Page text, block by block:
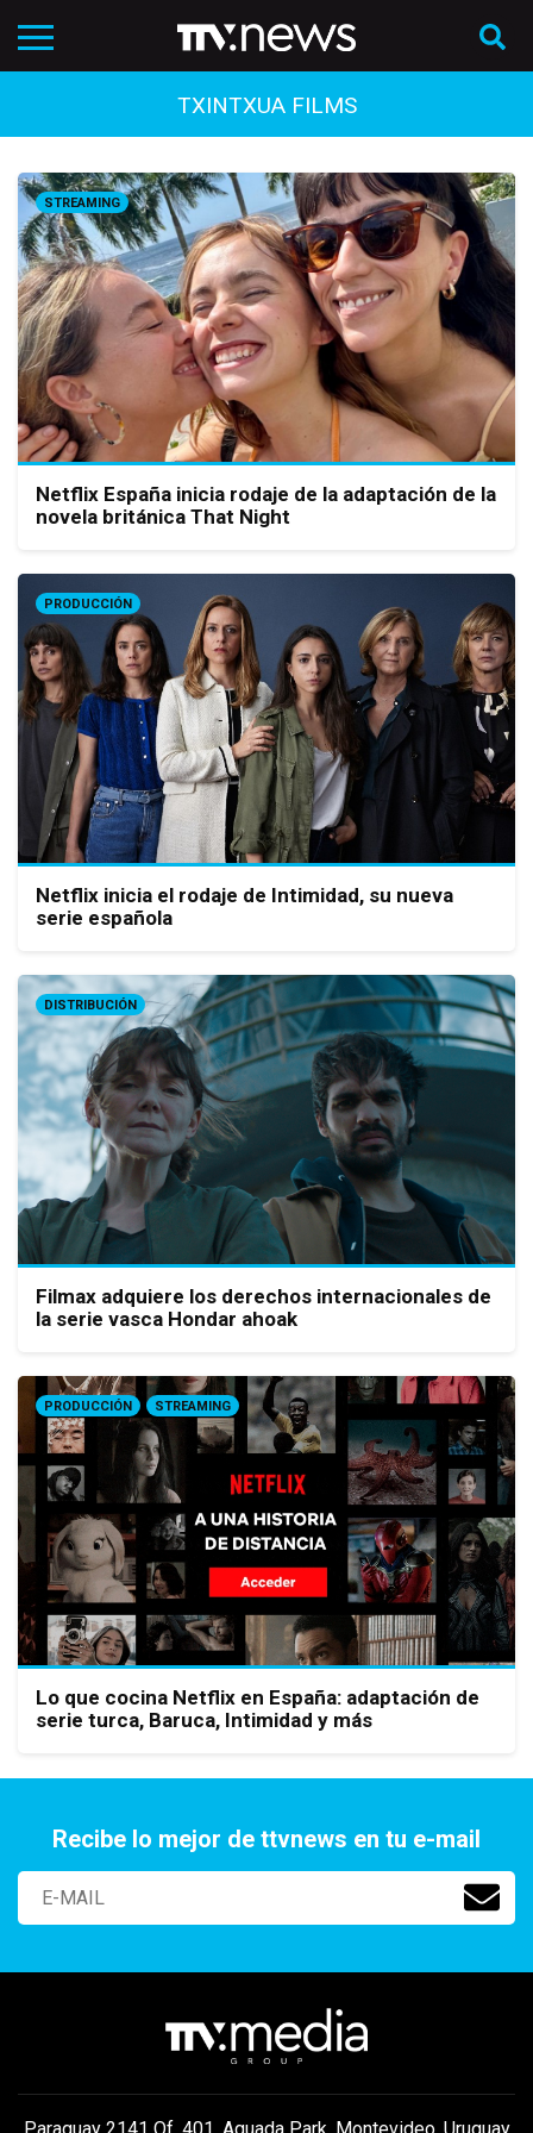
TXINTXUA FILMS
STREAMING
Netflix España inicia rodaje de la adaptación de la
novela británica That Night
PRODUCCIÓN
Netflix inicia el rodaje de Intimidad, su nueva
serie española
DISTRIBUCIÓN
Filmax adquiere los derechos internacionales de
la serie vasca Hondar ahoak
PRODUCCIÓN STREAMING
Lo que cocina Netflix en España: adaptación de
serie turca, Baruca, Intimidad y más
Recibe lo mejor de ttvnews en tu e-mail
Paraguay 2141 Of. 401, Aguada Park, Montevideo, Uruguay